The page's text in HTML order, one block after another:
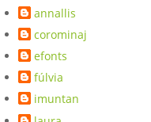
annallis
corominaj
efonts
fúlvia
imuntan